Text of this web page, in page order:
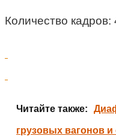
Количество кадров:
Читайте также:
грузовых вагонов и